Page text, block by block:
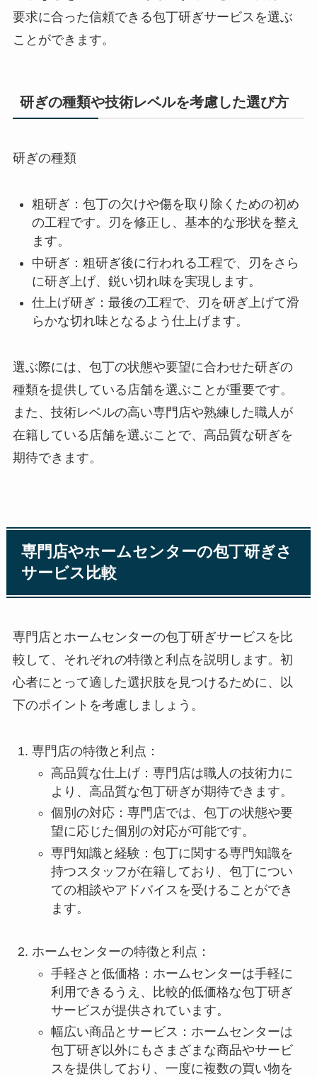
要求に合った信頼できる包丁研ぎサービスを選ぶ
ことができます。
研ぎの種類や技術レベルを考慮した選び方
研ぎの種類
粗研ぎ：包丁の欠けや傷を取り除くための初め
の工程です。刃を修正し、基本的な形状を整え
ます。
中研ぎ：粗研ぎ後に行われる工程で、刃をさら
に研ぎ上げ、鋭い切れ味を実現します。
仕上げ研ぎ：最後の工程で、刃を研ぎ上げて滑
らかな切れ味となるよう仕上げます。
選ぶ際には、包丁の状態や要望に合わせた研ぎの
種類を提供している店舗を選ぶことが重要です。
また、技術レベルの高い専門店や熟練した職人が
在籍している店舗を選ぶことで、高品質な研ぎを
期待できます。
専門店やホームセンターの包丁研ぎさ
サービス比較
専門店とホームセンターの包丁研ぎサービスを比
較して、それぞれの特徴と利点を説明します。初
心者にとって適した選択肢を見つけるために、以
下のポイントを考慮しましょう。
専門店の特徴と利点：
高品質な仕上げ：専門店は職人の技術力に
より、高品質な包丁研ぎが期待できます。
個別の対応：専門店では、包丁の状態や要
望に応じた個別の対応が可能です。
専門知識と経験：包丁に関する専門知識を
持つスタッフが在籍しており、包丁につい
ての相談やアドバイスを受けることができ
ます。
ホームセンターの特徴と利点：
手軽さと低価格：ホームセンターは手軽に
利用できるうえ、比較的低価格な包丁研ぎ
サービスが提供されています。
幅広い商品とサービス：ホームセンターは
包丁研ぎ以外にもさまざまな商品やサービ
スを提供しており、一度に複数の買い物を